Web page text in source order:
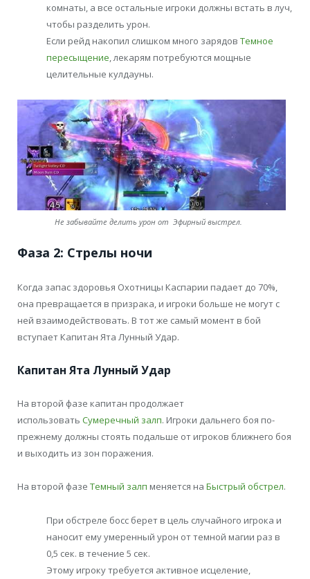
комнаты, а все остальные игроки должны встать в луч,
чтобы разделить урон.
Если рейд накопил слишком много зарядов Темное
пересыщение, лекарям потребуются мощные
целительные кулдауны.
Не забывайте делить урон от Эфирный выстрел.
Фаза 2: Стрелы ночи
Когда запас здоровья Охотницы Каспарии падает до 70%,
она превращается в призрака, и игроки больше не могут с
ней взаимодействовать. В тот же самый момент в бой
вступает Капитан Ята Лунный Удар.
Капитан Ята Лунный Удар
На второй фазе капитан продолжает
использовать Сумеречный залп. Игроки дальнего боя по-
прежнему должны стоять подальше от игроков ближнего боя
и выходить из зон поражения.
На второй фазе Темный залп меняется на Быстрый обстрел.
При обстреле босс берет в цель случайного игрока и
наносит ему умеренный урон от темной магии раз в
0,5 сек. в течение 5 сек.
Этому игроку требуется активное исцеление,